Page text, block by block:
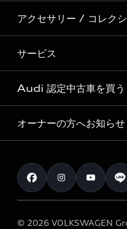
Audi Sport
Formula 1®
デジタルサービス
新車在庫検索
試乗車・展示車検索
見積り依頼
試乗予約
モデル一覧
特別仕様モデル / 限定モデル
e-tronラインアップ
価格シミュレーション
車両比較
カタログ一覧
アクセサリー / コレク
純正アクセサリー
オンラインショップ
Audi collection
アウディナビアプリ
サービス
サービス入庫予約
サービスプログラム
メンテナンス
車検 / 定期点検
e-tronアフターサポート
Audi 認定中古車を買う
Audi認定中古車
クオリティ
保証
メンテナンス
オーナーの方へお知らせ
お知らせ
オーナー様向けキャンペーン
© 2026 VOLKSWAGEN